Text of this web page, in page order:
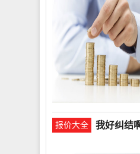
报价大全 我好纠结